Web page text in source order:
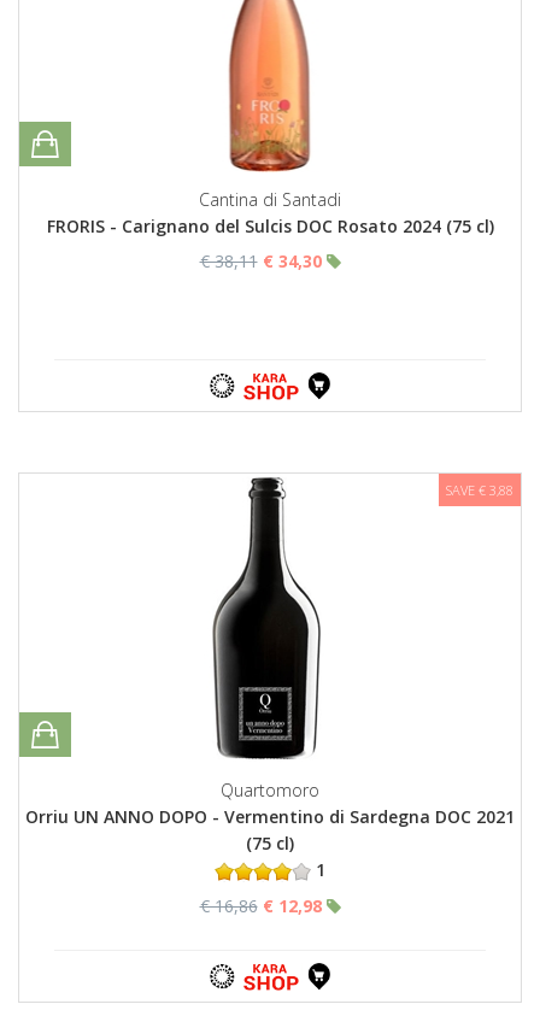
Cantina di Santadi
FRORIS - Carignano del Sulcis DOC Rosato 2024 (75 cl)
€ 38,11 € 34,30
SAVE € 3,88
Quartomoro
Orriu UN ANNO DOPO - Vermentino di Sardegna DOC 2021
(75 cl)
1
€ 16,86 € 12,98